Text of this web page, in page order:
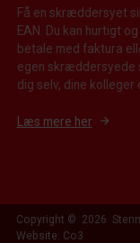
Få en skræddersyet
EAN. Du kan hurtigt
betale med faktura
egen skræddersyede
dig selv, dine kolleger
Læs mere her
Copyright © 2026
Website: Co3